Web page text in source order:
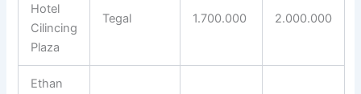
Hotel
Cilincing
Plaza
Tegal 1.700.000 2.000.000
Ethan